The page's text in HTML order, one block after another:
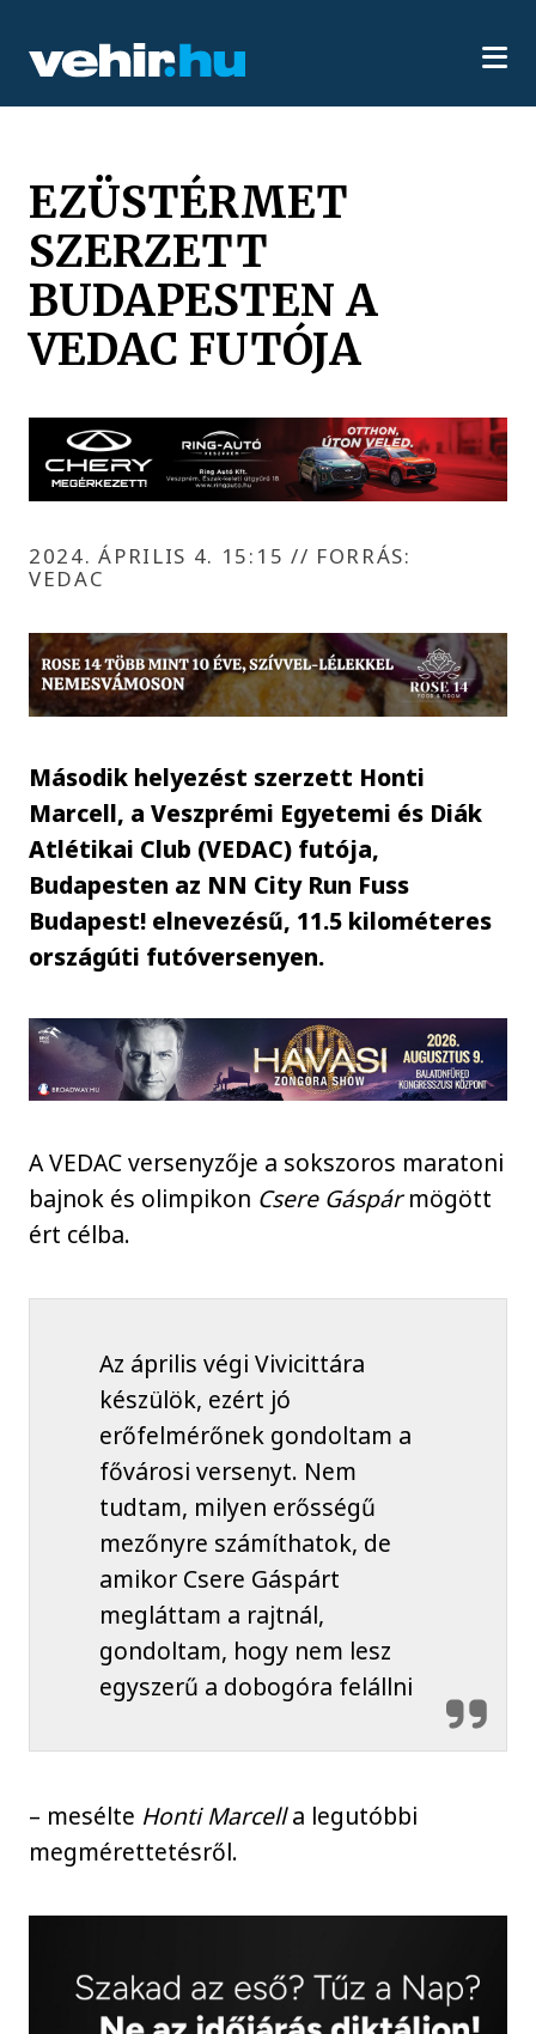
EZÜSTÉRMET
SZERZETT
BUDAPESTEN A
VEDAC FUTÓJA
2024. ÁPRILIS 4. 15:15 // FORRÁS:
VEDAC
Második helyezést szerzett Honti
Marcell, a Veszprémi Egyetemi és Diák
Atlétikai Club (VEDAC) futója,
Budapesten az NN City Run Fuss
Budapest! elnevezésű, 11.5 kilométeres
országúti futóversenyen.
A VEDAC versenyzője a sokszoros maratoni
bajnok és olimpikon Csere Gáspármögött
ért célba.
Az április végi Vivicittára
készülök, ezért jó
erőfelmérőnek gondoltam a
fővárosi versenyt. Nem
tudtam, milyen erősségű
mezőnyre számíthatok, de
amikor Csere Gáspárt
megláttam a rajtnál,
gondoltam, hogy nem lesz
egyszerű a dobogóra felállni
– mesélte Honti Marcella legutóbbi
megmérettetésről.